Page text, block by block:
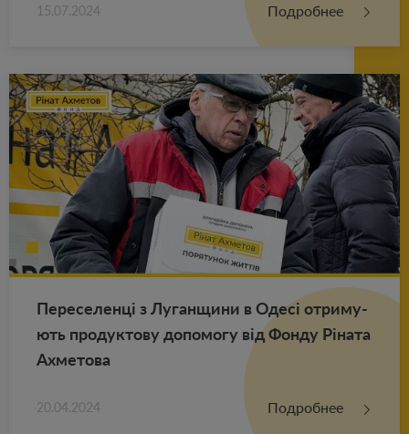
15.07.2024 Подробнее
Пе­ре­се­ленці з Лу­ган­щи­ни в Одесі от­ри­му­
ють про­дук­то­ву до­по­мо­гу від Фонду Ріната
Ах­ме­то­ва
20.04.2024 Подробнее